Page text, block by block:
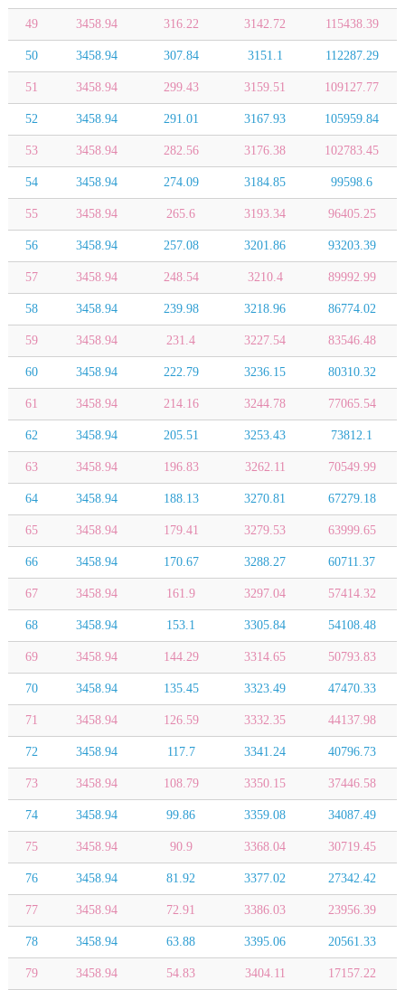
49 3458.94 316.22 3142.72 115438.39
50 3458.94 307.84 3151.1 112287.29
51 3458.94 299.43 3159.51 109127.77
52 3458.94 291.01 3167.93 105959.84
53 3458.94 282.56 3176.38 102783.45
54 3458.94 274.09 3184.85 99598.6
55 3458.94 265.6 3193.34 96405.25
56 3458.94 257.08 3201.86 93203.39
57 3458.94 248.54 3210.4 89992.99
58 3458.94 239.98 3218.96 86774.02
59 3458.94 231.4 3227.54 83546.48
60 3458.94 222.79 3236.15 80310.32
61 3458.94 214.16 3244.78 77065.54
62 3458.94 205.51 3253.43 73812.1
63 3458.94 196.83 3262.11 70549.99
64 3458.94 188.13 3270.81 67279.18
65 3458.94 179.41 3279.53 63999.65
66 3458.94 170.67 3288.27 60711.37
67 3458.94 161.9 3297.04 57414.32
68 3458.94 153.1 3305.84 54108.48
69 3458.94 144.29 3314.65 50793.83
70 3458.94 135.45 3323.49 47470.33
71 3458.94 126.59 3332.35 44137.98
72 3458.94 117.7 3341.24 40796.73
73 3458.94 108.79 3350.15 37446.58
74 3458.94 99.86 3359.08 34087.49
75 3458.94 90.9 3368.04 30719.45
76 3458.94 81.92 3377.02 27342.42
77 3458.94 72.91 3386.03 23956.39
78 3458.94 63.88 3395.06 20561.33
79 3458.94 54.83 3404.11 17157.22